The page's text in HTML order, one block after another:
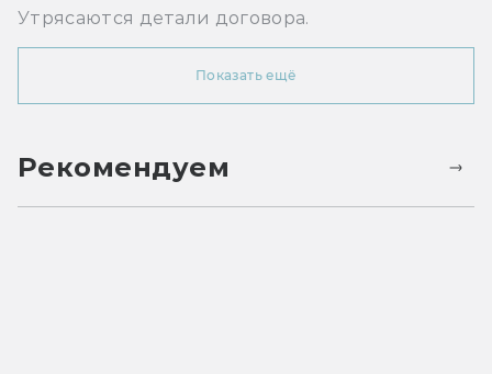
Утрясаются детали договора.
Показать ещё
Рекомендуем